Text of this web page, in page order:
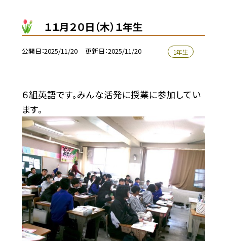
１１月２０日（木）１年生
公開日 2025/11/20 更新日 2025/11/20 1年生
６組英語です。みんな活発に授業に参加してい
ます。